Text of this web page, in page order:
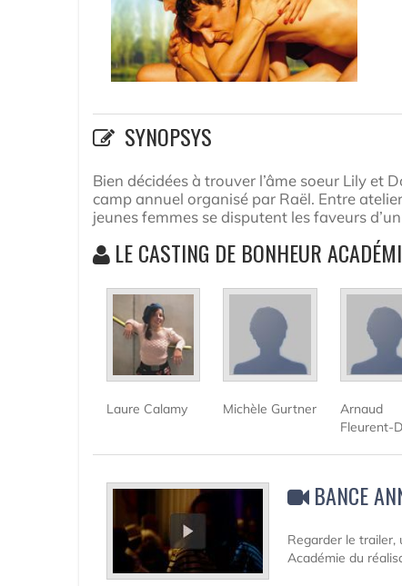
SYNOPSYS
Bien décidées à trouver l’âme soeur Lily et
camp annuel organisé par Raël. Entre
jeunes femmes se disputent les faveurs
LE CASTING DE BONHEUR
Laure Calamy Michèle Gurtner
Arnaud
Fleurent-
BANCE
Regarder le
Académie du